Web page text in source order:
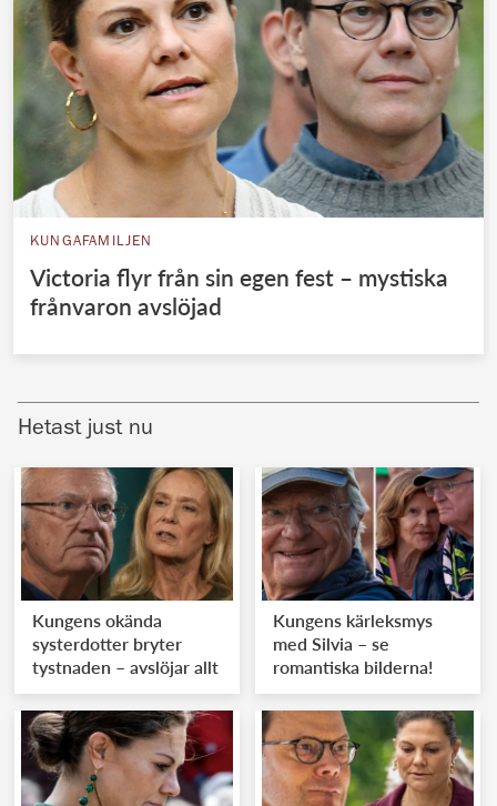
KUNGAFAMILJEN
Victoria flyr från sin egen fest – mystiska
frånvaron avslöjad
Hetast just nu
Kungens okända
systerdotter bryter
tystnaden – avslöjar allt
Kungens kärleksmys
med Silvia – se
romantiska bilderna!